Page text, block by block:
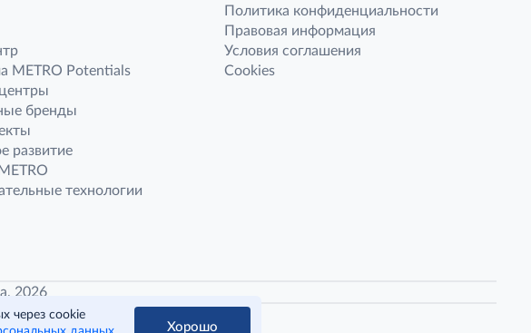
METRO Potentials
бренды
развитие
технологии
Политика конфиденциальности
Правовая информация
Условия соглашения
Cookies
2026
через cookie
Хорошо